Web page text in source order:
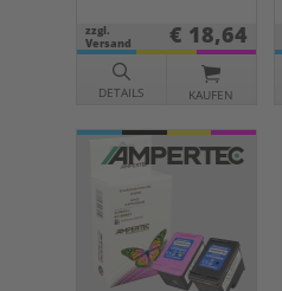
zzgl.
Versand
€ 18,64
DETAILS KAUFEN